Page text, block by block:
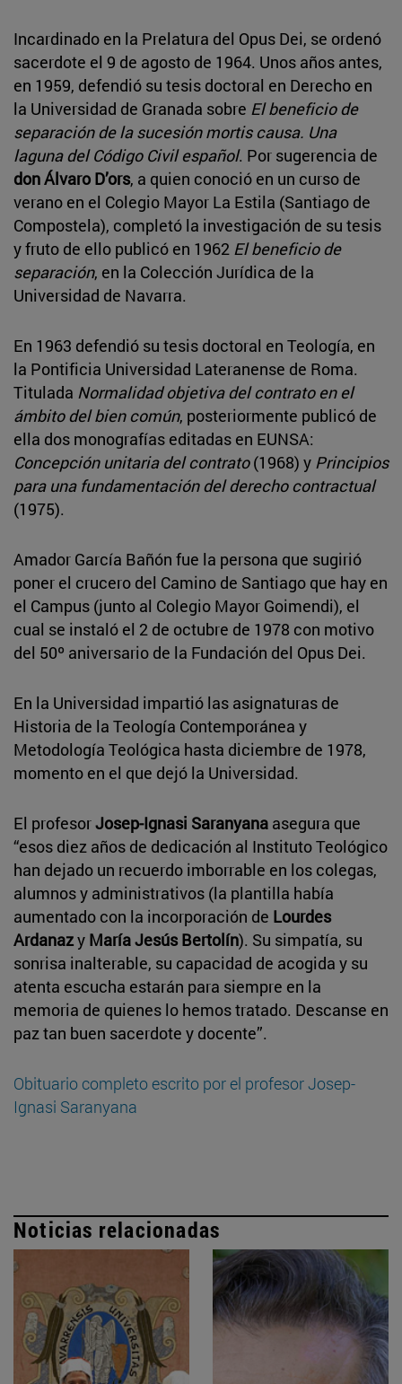
Incardinado en la Prelatura del Opus Dei, se ordenó
sacerdote el 9 de agosto de 1964. Unos años antes,
en 1959, defendió su tesis doctoral en Derecho en
la Universidad de Granada sobre El beneficio de
separación de la sucesión mortis causa. Una
laguna del Código Civil español. Por sugerencia de
don Álvaro D’ors, a quien conoció en un curso de
verano en el Colegio Mayor La Estila (Santiago de
Compostela), completó la investigación de su tesis
y fruto de ello publicó en 1962 El beneficio de
separación, en la Colección Jurídica de la
Universidad de Navarra.
En 1963 defendió su tesis doctoral en Teología, en
la Pontificia Universidad Lateranense de Roma.
Titulada Normalidad objetiva del contrato en el
ámbito del bien común, posteriormente publicó de
ella dos monografías editadas en EUNSA:
Concepción unitaria del contrato(1968) y Principios
para una fundamentación del derecho contractual
(1975).
Amador García Bañón fue la persona que sugirió
poner el crucero del Camino de Santiago que hay en
el Campus (junto al Colegio Mayor Goimendi), el
cual se instaló el 2 de octubre de 1978 con motivo
del 50º aniversario de la Fundación del Opus Dei.
En la Universidad impartió las asignaturas de
Historia de la Teología Contemporánea y
Metodología Teológica hasta diciembre de 1978,
momento en el que dejó la Universidad.
El profesorJosep-Ignasi Saranyana asegura que
“esos diez años de dedicación al Instituto Teológico
han dejado un recuerdo imborrable en los colegas,
alumnos y administrativos (la plantilla había
aumentado con la incorporación de Lourdes
Ardanazy María Jesús Bertolín). Su simpatía, su
sonrisa inalterable, su capacidad de acogida y su
atenta escucha estarán para siempre en la
memoria de quienes lo hemos tratado. Descanse en
paz tan buen sacerdote y docente”.
Obituario completo escrito por el profesor Josep-
Ignasi Saranyana
Noticias relacionadas